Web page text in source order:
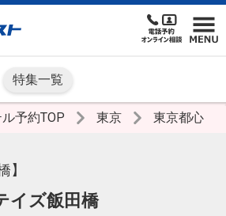
特集一覧
予約TOP 東京 東京都心
】
イズ飯田橋